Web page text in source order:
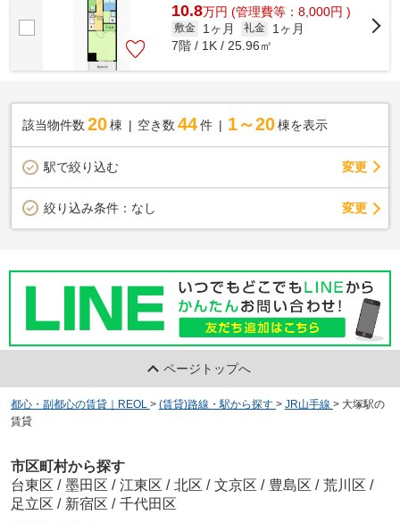
10.8万円 (管理費等：8,000円 )
敷金 1ヶ月 礼金
1ヶ月
7階 / 1K / 25.96㎡
該当物件数 20棟 空き数 44 件 1～20 棟を表示
駅で絞り込む 変更
絞り込み条件： なし 変更
ページトップへ
都心・副都心の賃貸｜REOL > (賃貸)路線・駅から探す > JR山手線 > 大塚駅の
賃貸
市区町村から探す
台東区 / 墨田区 / 江東区 / 北区 / 文京区 / 豊島区 / 荒川区 /
足立区 / 新宿区 / 千代田区